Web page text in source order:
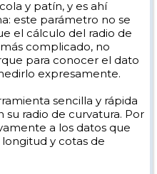
y patín, y es ahí
este parámetro no se
el cálculo del radio de
complicado, no
para conocer el dato
expresamente.
sencilla y rápida
su radio de curvatura. Por
a los datos que
y cotas de